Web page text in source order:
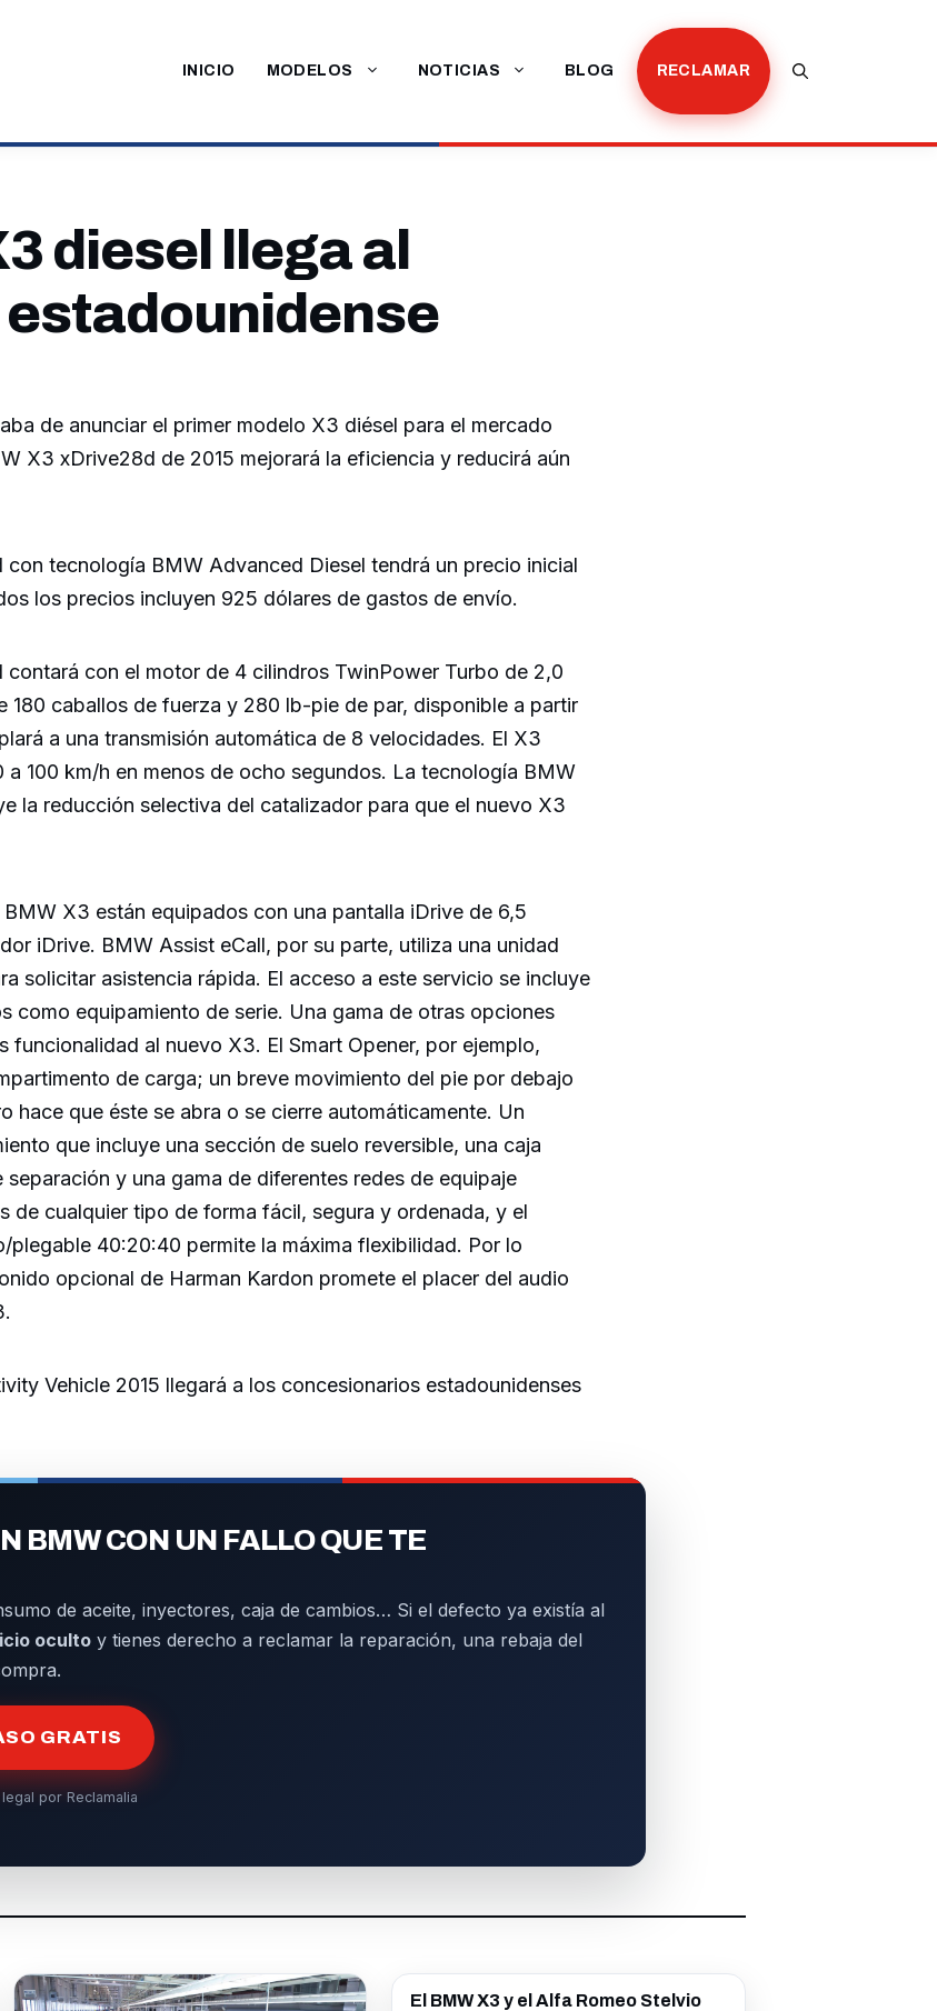
INICIO MODELOS NOTICIAS BLOG RECLAMAR
diesel llega al
de anunciar el primer modelo X3 diésel para el mercado
X3 xDrive28d de 2015 mejorará la eficiencia y reducirá aún
con tecnología BMW Advanced Diesel tendrá un precio inicial
los precios incluyen 925 dólares de gastos de envío.
contará con el motor de 4 cilindros TwinPower Turbo de 2,0
180 caballos de fuerza y 280 lb-pie de par, disponible a partir
a una transmisión automática de 8 velocidades. El X3
a 100 km/h en menos de ocho segundos. La tecnología BMW
la reducción selectiva del catalizador para que el nuevo X3
X3 están equipados con una pantalla iDrive de 6,5
iDrive. BMW Assist eCall, por su parte, utiliza una unidad
solicitar asistencia rápida. El acceso a este servicio se incluye
como equipamiento de serie. Una gama de otras opciones
funcionalidad al nuevo X3. El Smart Opener, por ejemplo,
de carga; un breve movimiento del pie por debajo
hace que éste se abra o se cierre automáticamente. Un
que incluye una sección de suelo reversible, una caja
separación y una gama de diferentes redes de equipaje
de cualquier tipo de forma fácil, segura y ordenada, y el
plegable 40:20:40 permite la máxima flexibilidad. Por lo
opcional de Harman Kardon promete el placer del audio
Vehicle 2015 llegará a los concesionarios estadounidenses
BMW CON UN FALLO QUE TE
de aceite, inyectores, caja de cambios… Si el defecto ya existía al
oculto y tienes derecho a reclamar la reparación, una rebaja del
GRATIS
por Reclamalia
El BMW X3 y el Alfa Romeo Stelvio